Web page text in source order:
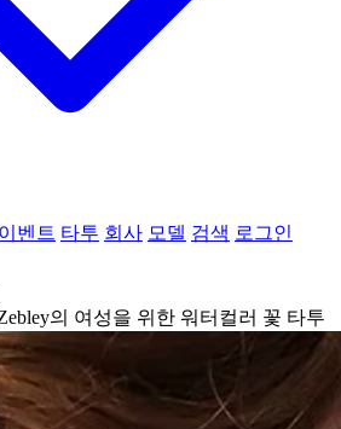
이벤트 타투 회사 모델 검색 로그인
의 여성을 위한 워터컬러 꽃 타투